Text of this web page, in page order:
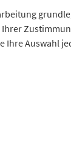
Ihre Auswahl